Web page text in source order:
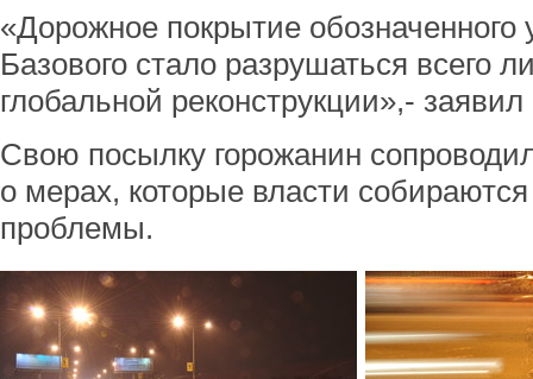
«Дорожное покрытие обозначенного
Базового стало разрушаться всего
глобальной реконструкции»,- заявил
Свою посылку горожанин
о мерах, которые власти
проблемы.